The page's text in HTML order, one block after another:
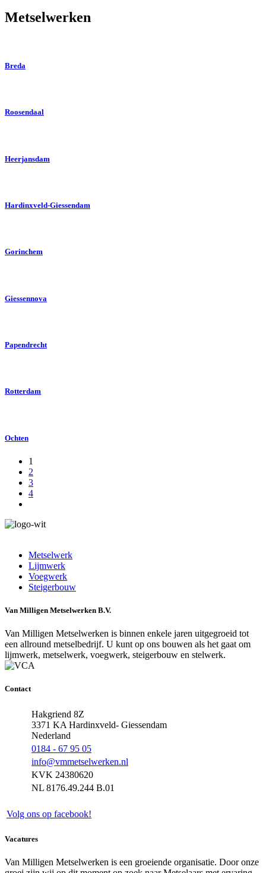
Metselwerken
Breda
Roosendaal
Heerjansdam
Hardinxveld-Giessendam
Gorinchem
Giessennova
Papendrecht
Rotterdam
Ochten
1
2
3
4
Metselwerk
Lijmwerk
Voegwerk
Steigerbouw
Van Milligen Metselwerken B.V.
Van Milligen Metselwerken is binnen enkele jaren uitgegroeid tot
een allround metselbedrijf. U kunt op ons bouwen als het gaat om
lijmwerk, metselwerk, voegwerk, steigerbouw en stelwerk.
Contact
Hakgriend 8Z
3371 KA Hardinxveld- Giessendam
Nederland
0184 - 67 95 05
info@vmmetselwerken.nl
KVK 24380620
NL 8176.49.244 B.01
Volg ons op facebook!
Vacatures
Van Milligen Metselwerken is een groeiende organisatie. Door onze